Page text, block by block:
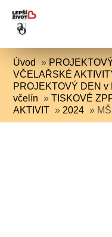
Úvod »
VČELAŘSKÉ
PROJEKTOVÝ DEN v
včelín »TISKOVÉ
AKTIVIT » 2024 »